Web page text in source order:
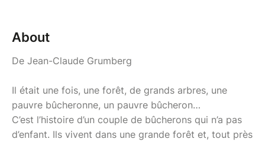
About
De Jean-Claude Grumberg
Il était une fois, une forêt, de grands arbres, une
pauvre bûcheronne, un pauvre bûcheron…
C’est l’histoire d’un couple de bûcherons qui n’a pas
d’enfant. Ils vivent dans une grande forêt et, tout près